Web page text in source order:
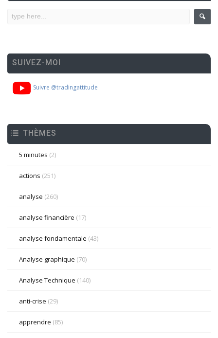
SUIVEZ-MOI
Suivre @tradingattitude
THÈMES
5 minutes (2)
actions (251)
analyse (260)
analyse financière (17)
analyse fondamentale (43)
Analyse graphique (70)
Analyse Technique (140)
anti-crise (29)
apprendre (85)